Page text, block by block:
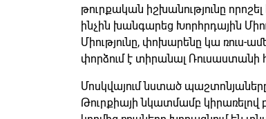
թուրքական իշխանությունը
ինչին խանգարեց Խորհրդային
Միությունը, փոխարենը կա ռուս-
փորձում է տիրանալ Ռուսաստանի
Մոսկվայում նստած
Թուրքիայի նկատմամբ կիրառելով